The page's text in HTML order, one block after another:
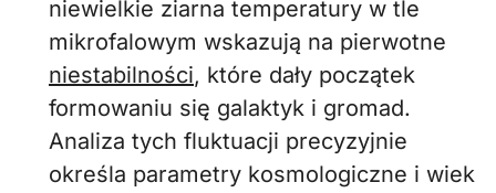
niewielkie ziarna temperatury w tle
mikrofalowym wskazują na pierwotne
niestabilności, które dały początek
formowaniu się galaktyk i gromad.
Analiza tych fluktuacji precyzyjnie
określa parametry kosmologiczne i wiek